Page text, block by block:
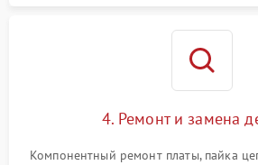
4. Ремонт и замена
Компонентный ремонт платы, пайка